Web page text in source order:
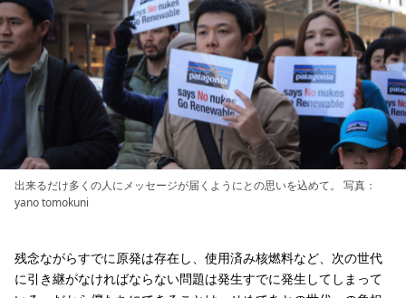
出来るだけ多くの人にメッセージが届くようにとの思いを込めて。 写真：
yano tomokuni
残念ながらすでに原発は存在し、使用済み核燃料など、次の世代
に引き継がなければならない問題は発生すでに発生してしまって